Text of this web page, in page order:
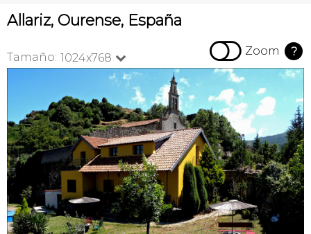
Allariz, Ourense, España
Tamaño: 1024x768   Zoom ?